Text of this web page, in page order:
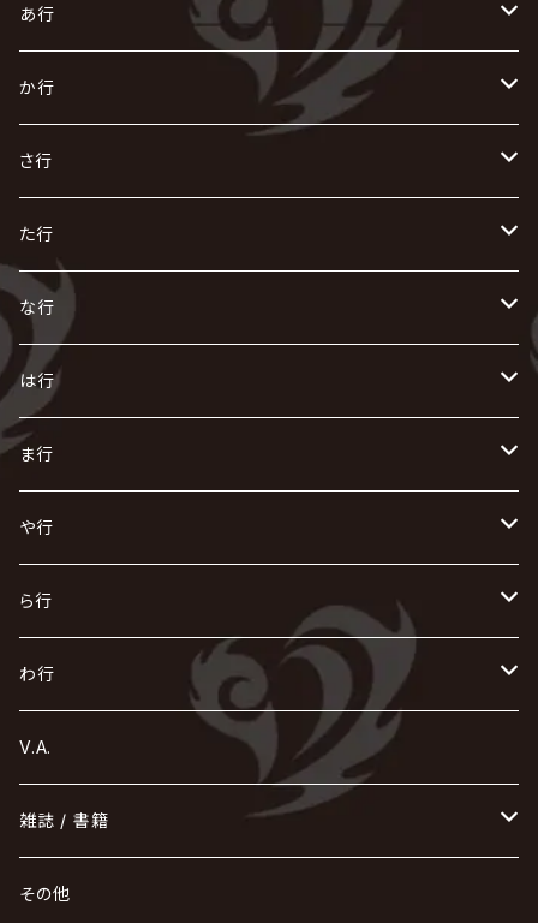
あ行
あ
R指定
AIOLIN
i.D.A
AKIHIDE
ACME / アクメ
Azavana
Acid Black Cherry
い
IKUO
exist†trace
生熊耕治
Initial'L
色々な十字架
168 / 葵-168-
う
VIRGE / ヴァージュ
Waive
Versailles
え
ACE OF SPADES
X JAPAN
お
AURORIZE
OFIAM
か行
か
怪人二十面奏
Kαin
kein
GACKT
the GazettE
GOTCHAROCKA
き
KISAKI
キズ
KiD
KIRITO / キリト
己龍
く
Crack6
グラビティ
黒夢
け
[ kei ] / 圭
仮病
こ
GOATBED
ゴールデンボンバー
さ行
さ
ザアザア
The THIRTEEN
Psycho le Cému
XANVALA
し
Zeke Deux
Z CLEAR
-真天地開闢集団-ジグザグ
ジグソウ
シド
す
Z CLEAR
超ジャシー
SPLENDID GOD GIRAFFE
せ
ゼラ
零[Hz]
そ
SOPHIA
ZOMBIE / ぞんび
た行
た
DASEIN
DAIGO
逹瑯
DAVID / SUI / 縁
ち
CHAQLA.
つ
て
D
DIAURA
と
東京花嫁
Tourbillon
な行
な
NIGHTMARE
NAZARE
に
NiEL
NICOLAS
ぬ
nurié
ね
NETH PRIERE CAIN
NEVERLAND
の
NoGoD
NOCTURNAL BLOODLUST
は行
は
heidi.
H.U.G
ひ
HERO
美炎-BIEN-
ふ
Far East Dizain
Fatüm
へ
BabyKingdom
THE BEETHOVEN
ほ
POIDOL
HOLLOWGRAM
ま行
ま
THE MICRO HEAD 4N'S
MAO / マオ from SID
み
未完成アリス
ミスイ
む
MUCC / ムック
め
メトロノーム
MERRY / メリー
も
THE MORTAL
や行
や
ヤミテラ / 外道反逆者ヤミテラ
ゆ
YUKIYA / 藤田幸也
ユナイト
よ
ら行
ら
rice
Rides In ReVellion
り
Leetspeak monsters
Ricky
る
Ruiza
れ
わ行
わ
wyse
我が為
V.A.
雑誌 / 書籍
hévn
その他